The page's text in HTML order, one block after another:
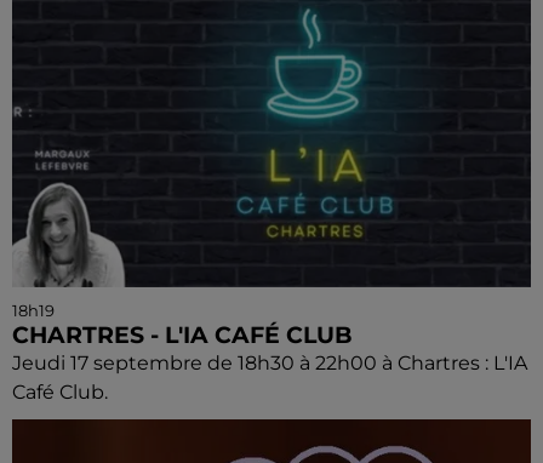
18h19
CHARTRES - L'IA CAFÉ CLUB
Jeudi 17 septembre de 18h30 à 22h00 à Chartres : L'IA
Café Club.